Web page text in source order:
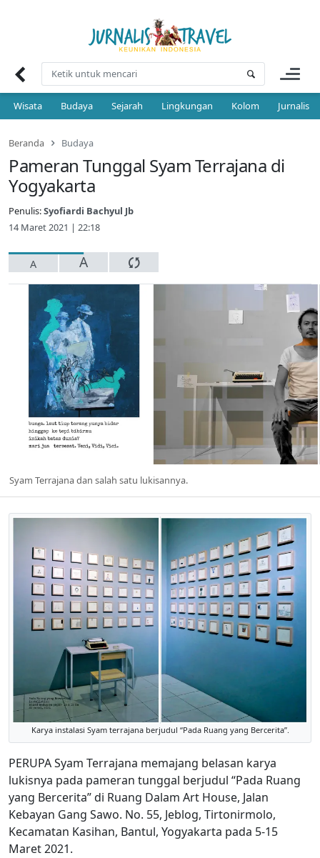
Wisata Budaya Sejarah Lingkungan Kolom Jurnalis
Beranda Budaya
Pameran Tunggal Syam Terrajana di
Yogyakarta
Penulis:Syofiardi Bachyul Jb
14 Maret 2021 | 22:18
A A
Syam Terrajana dan salah satu lukisannya.
Karya instalasi Syam terrajana berjudul “Pada Ruang yang Bercerita”.
PERUPA Syam Terrajana memajang belasan karya
lukisnya pada pameran tunggal berjudul “Pada Ruang
yang Bercerita” di Ruang Dalam Art House, Jalan
Kebayan Gang Sawo. No. 55, Jeblog, Tirtonirmolo,
Kecamatan Kasihan, Bantul, Yogyakarta pada 5-15
Maret 2021.